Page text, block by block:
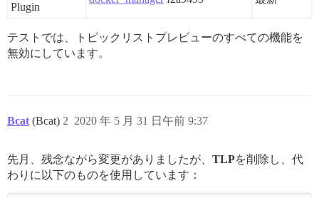
テストでは、トピックリストプレビューのすべての機能を
無効にしています。
Bcat (Bcat) 2020 年 5 月 31 日午前 9:37
2
先月、残念ながら変更がありましたが、 TLPを削除し、代
わりに以下のものを使用しています：